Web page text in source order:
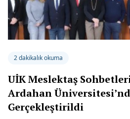
2 dakikalık okuma
UİK Meslektaş
Ardahan
Gerçekleştirildi